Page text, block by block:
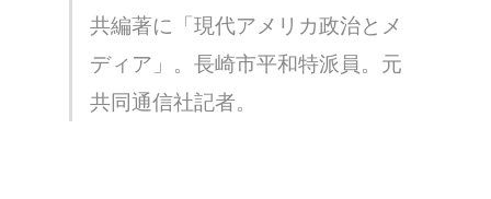
共編著に「現代アメリカ政治とメ
ディア」。長崎市平和特派員。元
共同通信社記者。